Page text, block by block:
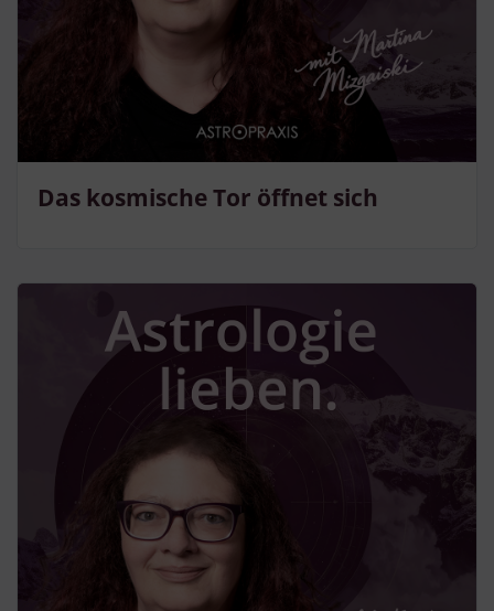
Das kosmische Tor öffnet sich